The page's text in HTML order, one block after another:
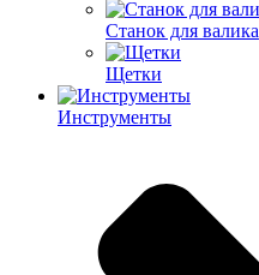
Станок для валика
Щетки
Инструменты